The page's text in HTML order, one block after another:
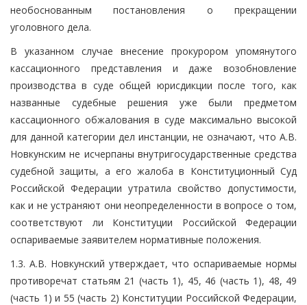
необоснованным постановления о прекращении
уголовного дела.
В указанном случае внесение прокурором упомянутого
кассационного представления и даже возобновление
производства в суде общей юрисдикции после того, как
названные судебные решения уже были предметом
кассационного обжалования в суде максимально высокой
для данной категории дел инстанции, не означают, что А.В.
Новкунским не исчерпаны внутригосударственные средства
судебной защиты, а его жалоба в Конституционный Суд
Российской Федерации утратила свойство допустимости,
как и не устраняют они неопределенности в вопросе о том,
соответствуют ли Конституции Российской Федерации
оспариваемые заявителем нормативные положения.
1.3. А.В. Новкунский утверждает, что оспариваемые нормы
противоречат статьям 21 (часть 1), 45, 46 (часть 1), 48, 49
(часть 1) и 55 (часть 2) Конституции Российской Федерации,